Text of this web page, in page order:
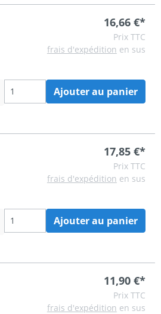
16,66 €*
Prix TTC
frais d'expédition en sus
Ajouter au panier
17,85 €*
Prix TTC
frais d'expédition en sus
Ajouter au panier
11,90 €*
Prix TTC
frais d'expédition en sus